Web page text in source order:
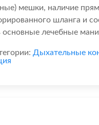
мешки, наличие
шланга и
основные лечебные
Дыхательные